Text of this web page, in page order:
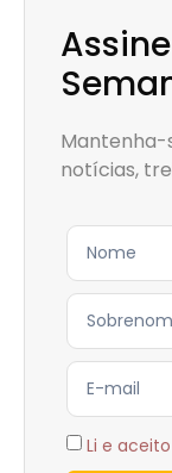
Mantenha-
notícias,
Li e